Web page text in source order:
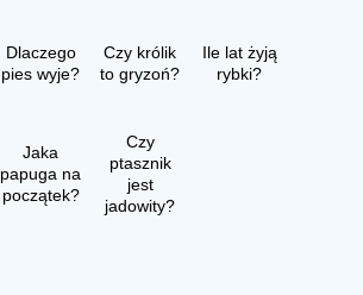
Dlaczego
pies wyje?
Czy królik
to gryzoń?
Ile lat żyją
rybki?
Jaka
papuga na
początek?
Czy
ptasznik
jest
jadowity?